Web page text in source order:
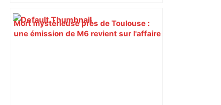
Mort mystérieuse près de Toulouse :
une émission de M6 revient sur l'affaire